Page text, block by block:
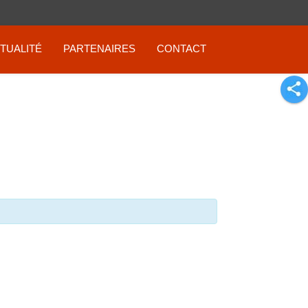
PARTENAIRES CONTACT